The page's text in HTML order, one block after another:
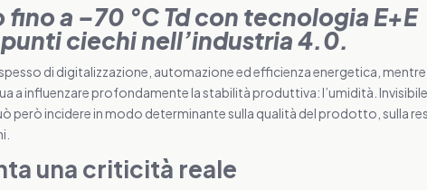
a –70 °C Td con tecnologia E+E
ciechi nell’industria 4.0.
di digitalizzazione, automazione ed efficienza energetica, mentre
a influenzare profondamente la stabilità produttiva: l’umidità.
però incidere in modo determinante sulla qualità del prodotto, sulla
una criticità reale